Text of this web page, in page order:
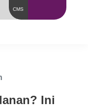
CMS
Ini